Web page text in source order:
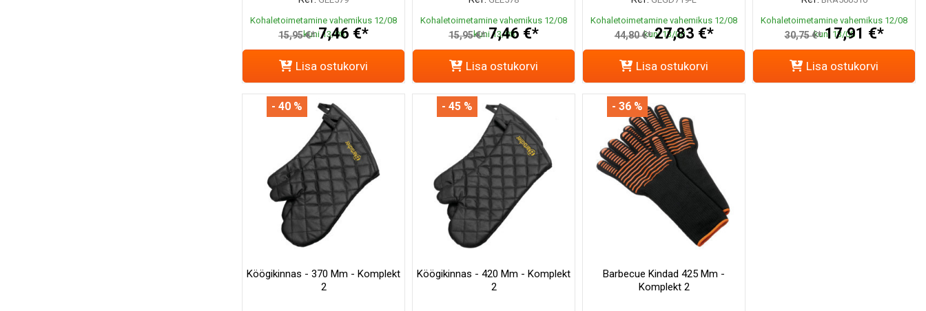
Kohaletoimetamine vahemikus 12/08
kuni 13/08
15,95 €* 7,46 €*
Lisa ostukorvi
Kohaletoimetamine vahemikus 12/08
kuni 13/08
15,95 €* 7,46 €*
Lisa ostukorvi
Kohaletoimetamine vahemikus 12/08
kuni 13/08
44,80 €* 27,83 €*
Lisa ostukorvi
Kohaletoimetamine vahemikus 12/08
kuni 13/08
30,75 €* 17,91 €*
Lisa ostukorvi
Köögikinnas - 370 Mm - Komplekt
2
- 40 %
Köögikinnas - 420 Mm - Komplekt
2
- 45 %
Barbecue Kindad 425 Mm -
Komplekt 2
- 36 %